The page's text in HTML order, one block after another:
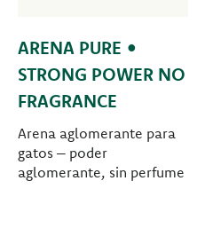
ARENA PURE •
STRONG POWER NO
FRAGRANCE
Arena aglomerante para
gatos – poder
aglomerante, sin perfume